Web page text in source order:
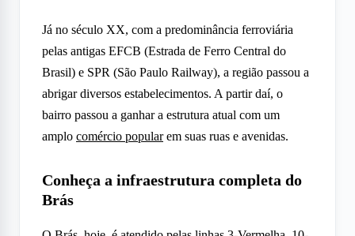
Já no século XX, com a predominância ferroviária
pelas antigas EFCB (Estrada de Ferro Central do
Brasil) e SPR (São Paulo Railway), a região passou a
abrigar diversos estabelecimentos. A partir daí, o
bairro passou a ganhar a estrutura atual com um
amplo comércio popularem suas ruas e avenidas.
Conheça a infraestrutura completa do
Brás